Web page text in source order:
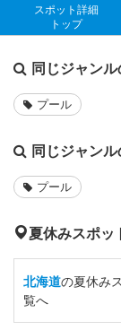
スポット詳細
トップ
同じジャン
プール
同じジャンル
プール
夏休みスポッ
北海道の夏休み
覧へ